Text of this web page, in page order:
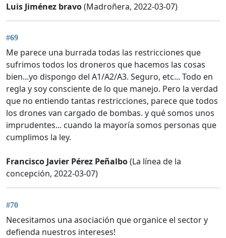
Luis Jiménez bravo(Madroñera, 2022-03-07)
#69
Me parece una burrada todas las restricciones que
sufrimos todos los droneros que hacemos las cosas
bien...yo dispongo del A1/A2/A3. Seguro, etc... Todo en
regla y soy consciente de lo que manejo. Pero la verdad
que no entiendo tantas restricciones, parece que todos
los drones van cargado de bombas. y qué somos unos
imprudentes... cuando la mayoría somos personas que
cumplimos la ley.
Francisco Javier Pérez Peñalbo(La línea de la
concepción, 2022-03-07)
#70
Necesitamos una asociación que organice el sector y
defienda nuestros intereses!